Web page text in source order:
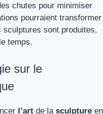
chutes pour minimiser
pourraient transformer
sculptures sont produites,
temps.
sur le
l’art de la sculpture en